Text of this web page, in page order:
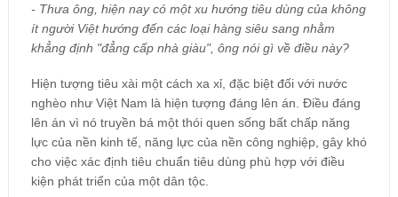
- Thưa ông, hiện nay có một xu hướng tiêu dùng của không
ít người Việt hướng đến các loại hàng siêu sang nhằm
khẳng định "đẳng cấp nhà giàu", ông nói gì về điều này?
Hiện tượng tiêu xài một cách xa xỉ, đặc biệt đối với nước
nghèo như Việt Nam là hiện tượng đáng lên án. Điều đáng
lên án vì nó truyền bá một thói quen sống bất chấp năng
lực của nền kinh tế, năng lực của nền công nghiệp, gây khó
cho việc xác định tiêu chuẩn tiêu dùng phù hợp với điều
kiện phát triển của một dân tộc.